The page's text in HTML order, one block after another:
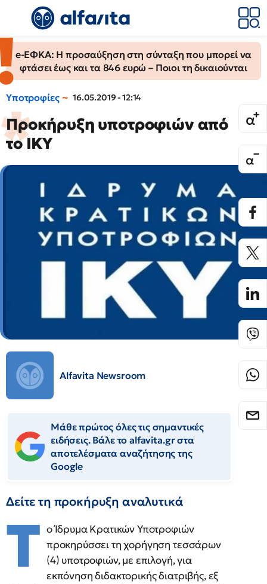
e-ΕΦΚΑ: Η προσαύξηση στη σύνταξη που μπορεί να
φτάσει έως και τα 846 ευρώ – Ποιοι τη δικαιούνται
Υποτροφίες 16.05.2019 - 12:14
Προκήρυξη υποτροφιών από
το ΙΚΥ
Alfavita Newsroom
Μάθε πρώτος όλες τις σημαντικές
ειδήσεις. Βάλε το alfavita.gr στα
αποτελέσματα αναζήτησης της
Google
Δείτε τη προκήρυξη αναλυτικά
Τ ο Ίδρυμα Κρατικών Υποτροφιών
προκηρύσσει τη χορήγηση τεσσάρων
(4) υποτροφιών, με επιλογή, για
εκπόνηση διδακτορικής διατριβής, εξ